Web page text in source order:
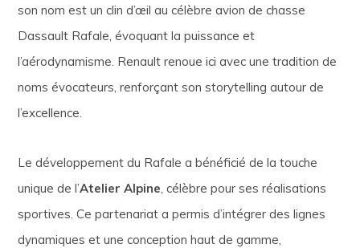
son nom est un clin d’œil au célèbre avion de chasse
Dassault Rafale, évoquant la puissance et
l’aérodynamisme. Renault renoue ici avec une tradition de
noms évocateurs, renforçant son storytelling autour de
l’excellence.
Le développement du Rafale a bénéficié de la touche
unique de l’Atelier Alpine, célèbre pour ses réalisations
sportives. Ce partenariat a permis d’intégrer des lignes
dynamiques et une conception haut de gamme,